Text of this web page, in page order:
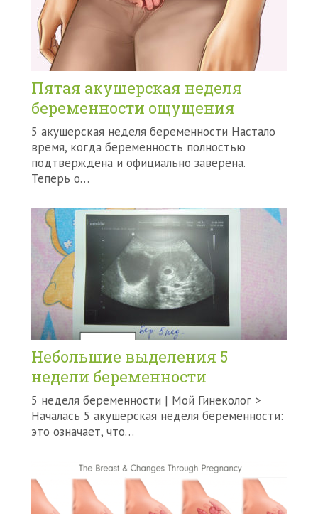
Пятая акушерская неделя
беременности ощущения
5 акушерская неделя беременности Настало
время, когда беременность полностью
подтверждена и официально заверена.
Теперь о…
Небольшие выделения 5
недели беременности
5 неделя беременности | Мой Гинеколог >
Началась 5 акушерская неделя беременности:
это означает, что…